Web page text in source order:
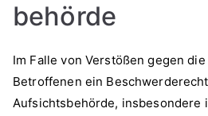
behörde
Im Falle von Verstößen gegen die
Betroffenen ein
Aufsichtsbehörde, insbesondere